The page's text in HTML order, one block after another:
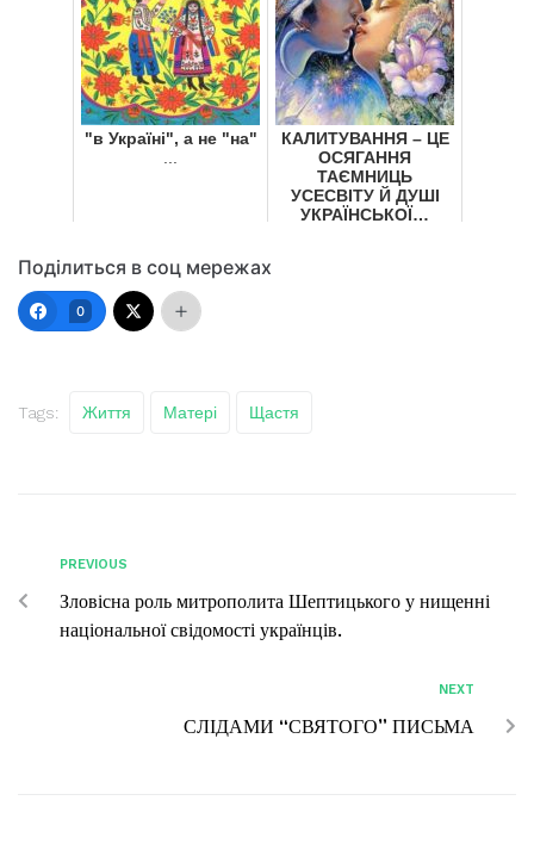
"в Україні", а не "на"
...
КАЛИТУВАННЯ – ЦЕ
ОСЯГАННЯ
ТАЄМНИЦЬ
УСЕСВІТУ Й ДУШІ
УКРАЇНСЬКОЇ…
Поділиться в соц мережах
0
Tags: Життя Матері Щастя
PREVIOUS
Зловісна роль митрополита Шептицького у нищенні
національної свідомості українців.
NEXT
СЛІДАМИ “СВЯТОГО” ПИСЬМА